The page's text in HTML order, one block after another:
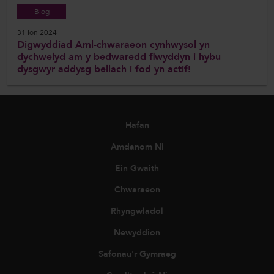
Blog
31 Ion 2024
Digwyddiad Aml-chwaraeon cynhwysol yn
dychwelyd am y bedwaredd flwyddyn i hybu
dysgwyr addysg bellach i fod yn actif!
Hafan
Amdanom Ni
Ein Gwaith
Chwaraeon
Rhyngwladol
Newyddion
Safonau'r Gymraeg